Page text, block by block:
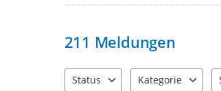
211 Meldungen
Status
Kategorie